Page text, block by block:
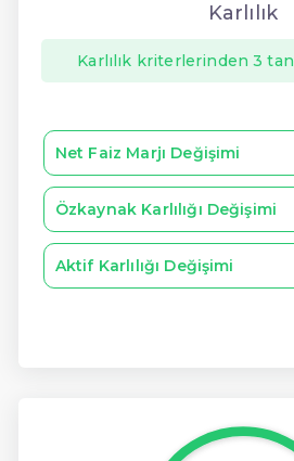
Karlılık
Karlılık kriterlerinden 3
Net Faiz Marjı Değişimi
Özkaynak Karlılığı Değişimi
Aktif Karlılığı Değişimi